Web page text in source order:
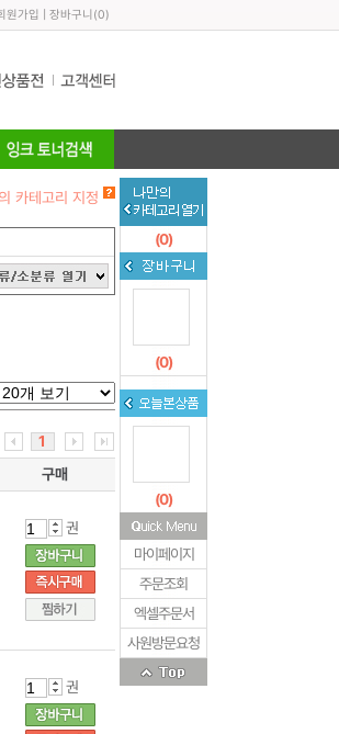
원가입 장바구니 (0)
카테고리 지정
1
구매
권
권
(0)
(0)
(0)
마이페이지
주문조회
엑셀주문서
사원방문요청